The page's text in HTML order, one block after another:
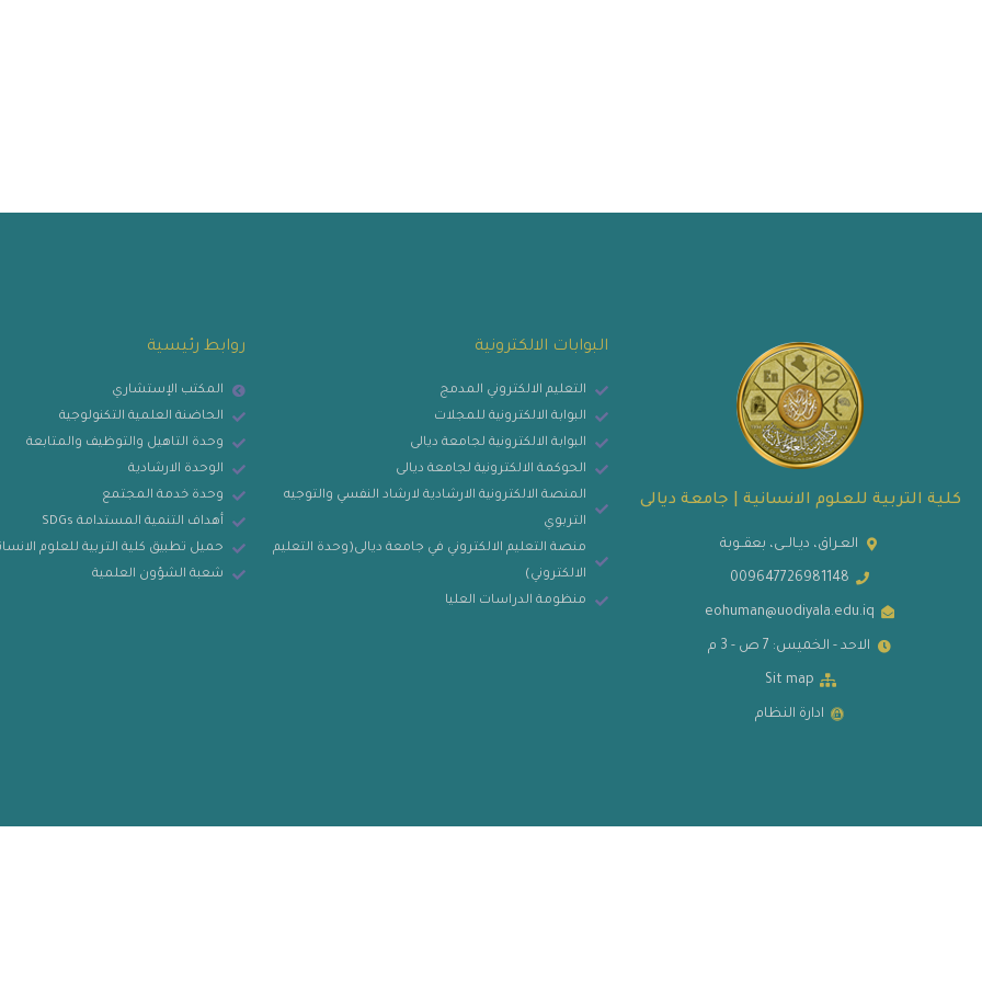
كلية التربية للعلوم الانسانية | جامعة ديالى
العـراق، ديـالــى، بعقــوبة
009647726981148
eohuman@uodiyala.edu.iq
الاحد - الخميس: 7 ص - 3 م
Sit map
ادارة النظام
البوابات الالكترونية
التعليم الالكتروني المدمج
البوابة الالكترونية للمجلات
البوابة الالكترونية لجامعة ديالى
الحوكمة الالكترونية لجامعة ديالى
المنصة الالكترونية الارشادية لارشاد النفسي والتوجيه
التربوي
منصة التعليم الالكتروني في جامعة ديالى(وحدة التعليم
الالكتروني)
منظومة الدراسات العليا
روابط رئيسية
المكتب الإستشاري
الحاضنة العلمية التكنولوجية
وحدة التاهيل والتوظيف والمتابعة
الوحدة الارشادية
وحدة خدمة المجتمع
أهداف التنمية المستدامة SDGs
حميل تطبيق كلية التربية للعلوم
شعبة الشؤون العلمية